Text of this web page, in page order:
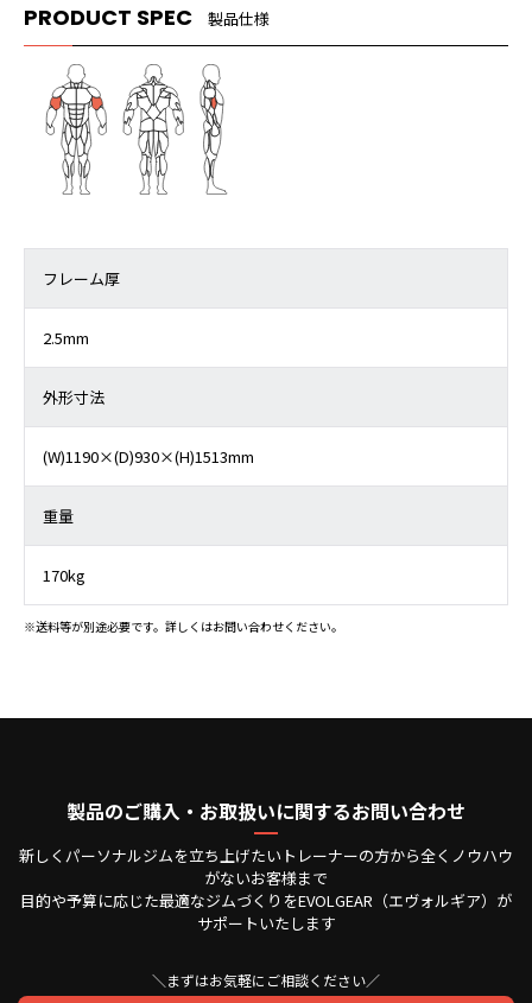
PRODUCT SPEC 製品仕様
フレーム厚
2.5mm
外形寸法
(W)1190×(D)930×(H)1513mm
重量
170kg
※送料等が別途必要です。詳しくはお問い合わせください。
製品のご購入・お取扱いに関するお問い合わせ
新しくパーソナルジムを立ち上げたいトレーナーの方から全くノウハウ
がないお客様まで
目的や予算に応じた最適なジムづくりをEVOLGEAR（エヴォルギア）が
サポートいたします
＼まずはお気軽にご相談ください／